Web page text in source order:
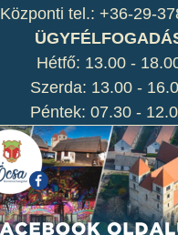
Központi tel.: +36-29-
Hétfő: 13.00 -
Szerda: 13.00 -
Péntek: 07.30 -